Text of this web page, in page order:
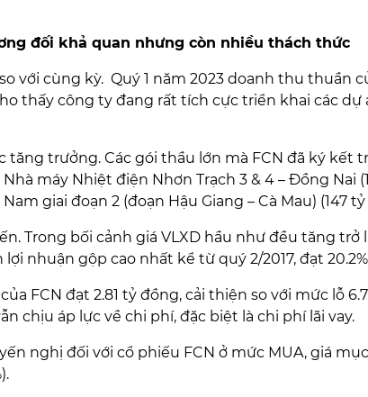
đối khả quan nhưng còn nhiều thách thức
với cùng kỳ. Quý 1 năm 2023 doanh thu thuần
thấy công ty đang rất tích cực triển khai các
tăng trưởng. Các gói thầu lớn mà FCN đã ký kết
máy Nhiệt điện Nhơn Trạch 3 & 4 – Đồng Nai
giai đoạn 2 (đoạn Hậu Giang – Cà Mau) (147
Trong bối cảnh giá VLXD hầu như đều tăng trở
nhuận gộp cao nhất kể từ quý 2/2017, đạt
FCN đạt 2.81 tỷ đồng, cải thiện so với mức lỗ
chịu áp lực về chi phí, đặc biệt là chi phí lãi vay.
nghị đối với cổ phiếu FCN ở mức MUA, giá